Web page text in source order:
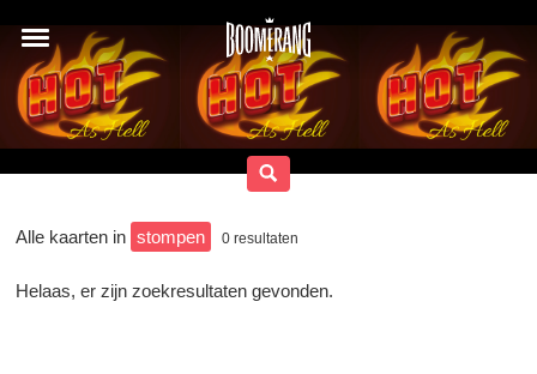
Alle kaarten in stompen 0 resultaten
Helaas, er zijn zoekresultaten gevonden.